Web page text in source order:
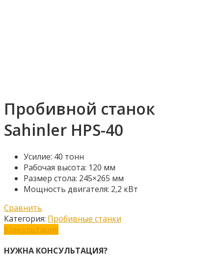
Пробивной станок
Sahinler HPS-40
Усилие: 40 тонн
Рабочая высота: 120 мм
Размер стола: 245×265 мм
Мощность двигателя: 2,2 кВт
Сравнить
Категория: Пробивные станки
Консультация
НУЖНА КОНСУЛЬТАЦИЯ?